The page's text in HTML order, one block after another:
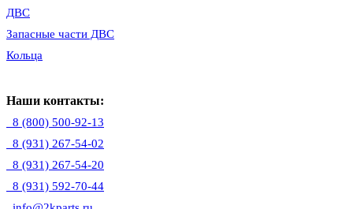
ДВС
Запасные части ДВС
Кольца
Наши контакты:
8 (800) 500-92-13
8 (931) 267-54-02
8 (931) 267-54-20
8 (931) 592-70-44